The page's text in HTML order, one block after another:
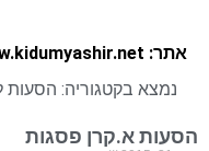
אתר: http://www.kidumyashir.net
נמצא בקטגוריה: הסעות
הסעות א.קרן פסגות